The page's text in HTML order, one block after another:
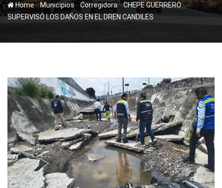
Home-Municipios-Corregidora -CHEPE GUERRERO
SUPERVISÓ LOS DAÑOS EN EL DREN CANDILES